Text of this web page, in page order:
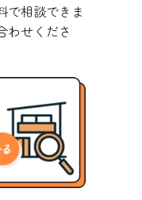
で相談できま
わせくださ